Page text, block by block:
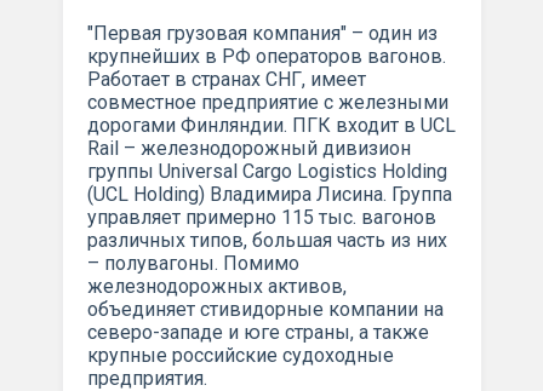
"Первая грузовая компания" – один из
крупнейших в РФ операторов вагонов.
Работает в странах СНГ, имеет
совместное предприятие с железными
дорогами Финляндии. ПГК входит в UCL
Rail – железнодорожный дивизион
группы Universal Cargo Logistics Holding
(UCL Holding) Владимира Лисина. Группа
управляет примерно 115 тыс. вагонов
различных типов, большая часть из них
– полувагоны. Помимо
железнодорожных активов,
объединяет стивидорные компании на
северо-западе и юге страны, а также
крупные российские судоходные
предприятия.